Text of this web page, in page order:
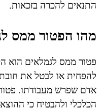
התנאים להכרה בזכאות.
מהו הפטור ממס
פטור ממס לגמלאים
להפחית או לבטל את
אדם שפרש מעבודתו.
הכלכלי ולהבטיח כי